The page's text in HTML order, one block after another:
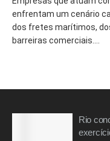
enfrentam um cenário
dos fretes marítimos,
barreiras comerciais....
Rio